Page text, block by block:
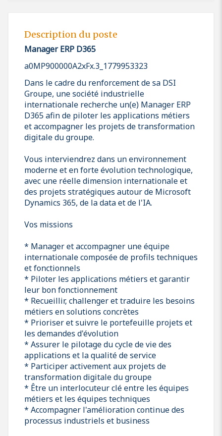
Description du poste
Manager ERP D365
a0MP900000A2xFx.3_1779953323
Dans le cadre du renforcement de sa DSI
Groupe, une société industrielle
internationale recherche un(e) Manager ERP
D365 afin de piloter les applications métiers
et accompagner les projets de transformation
digitale du groupe.
Vous interviendrez dans un environnement
moderne et en forte évolution technologique,
avec une réelle dimension internationale et
des projets stratégiques autour de Microsoft
Dynamics 365, de la data et de l'IA.
Vos missions
* Manager et accompagner une équipe
internationale composée de profils techniques
et fonctionnels
* Piloter les applications métiers et garantir
leur bon fonctionnement
* Recueillir, challenger et traduire les besoins
métiers en solutions concrètes
* Prioriser et suivre le portefeuille projets et
les demandes d'évolution
* Assurer le pilotage du cycle de vie des
applications et la qualité de service
* Participer activement aux projets de
transformation digitale du groupe
* Être un interlocuteur clé entre les équipes
métiers et les équipes techniques
* Accompagner l'amélioration continue des
processus industriels et business